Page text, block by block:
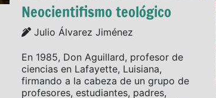
Neocientifismo teológico
Details
Julio Álvarez Jiménez
En 1985, Don Aguillard, profesor de
ciencias en Lafayette, Luisiana,
firmando a la cabeza de un grupo de
profesores, estudiantes, padres,